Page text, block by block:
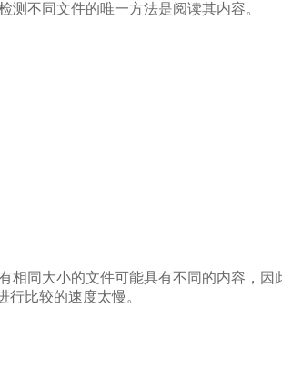
测不同文件的唯一方法是阅读其内容。
相同大小的文件可能具有不同的内容，
比较的速度太慢。